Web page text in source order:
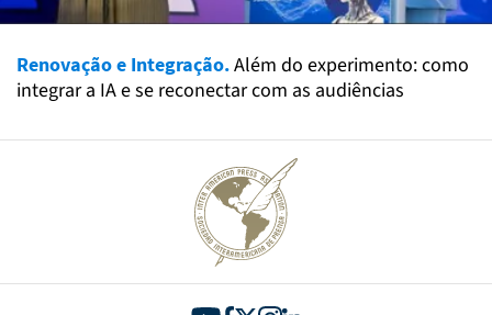
Renovação e Integração.Além do experimento: como
integrar a IA e se reconectar com as audiências